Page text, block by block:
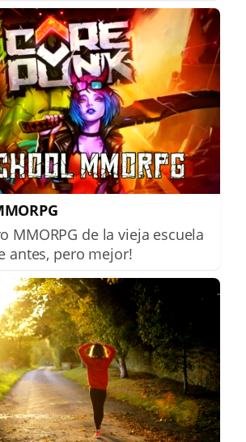
MMORPG de la vieja escuela
antes, pero mejor!